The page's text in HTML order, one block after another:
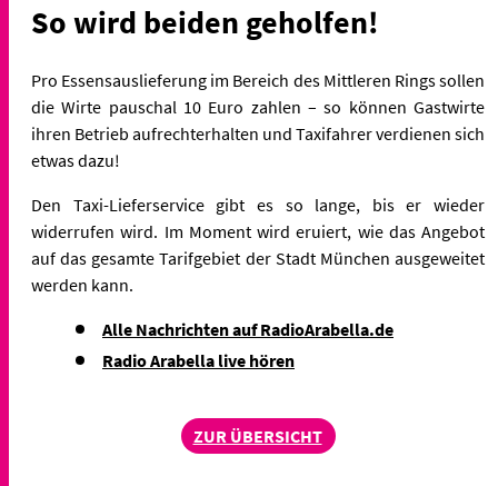
So wird beiden geholfen!
Pro Essensauslieferung im Bereich des Mittleren Rings sollen
die Wirte pauschal 10 Euro zahlen – so können Gastwirte
ihren Betrieb aufrechterhalten und Taxifahrer verdienen sich
etwas dazu!
Den Taxi-Lieferservice gibt es so lange, bis er wieder
widerrufen wird. Im Moment wird eruiert, wie das Angebot
aufdas gesamte Tarifgebiet der Stadt München ausgeweitet
werden kann.
Alle Nachrichten auf RadioArabella.de
Radio Arabella live hören
ZUR ÜBERSICHT